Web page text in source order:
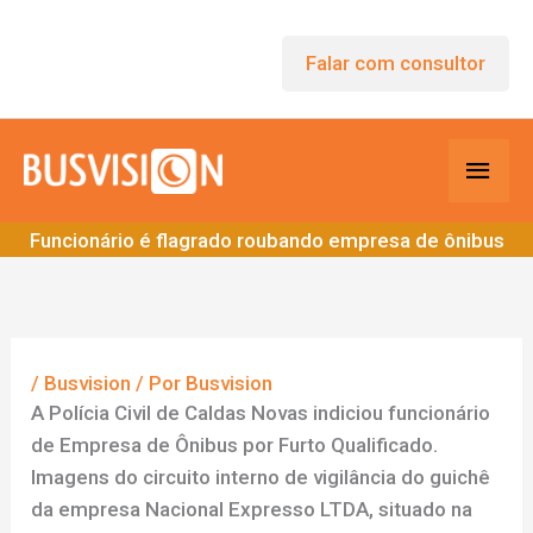
Falar com consultor
Funcionário é flagrado roubando empresa de ônibus
/ Busvision / Por Busvision
A Polícia Civil de Caldas Novas indiciou funcionário
de Empresa de Ônibus por Furto Qualificado.
Imagens do circuito interno de vigilância do guichê
da empresa Nacional Expresso LTDA, situado na